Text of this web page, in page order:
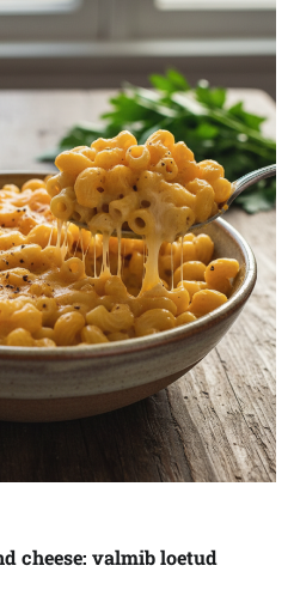
cheese: valmib loetud